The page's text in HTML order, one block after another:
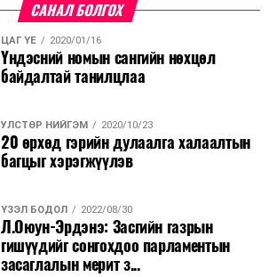
САНАЛ БОЛГОХ
ЦАГ ҮЕ 2020/01/16
Үндэсний номын сангийн нөхцөл
байдалтай танилцлаа
УЛСТӨР НИЙГЭМ 2020/10/23
20 өрхөд гэрийн дулаалга халаалтын
багцыг хэрэгжүүлэв
ҮЗЭЛ БОДОЛ 2022/08/30
Л.Оюун-Эрдэнэ: Засгийн газрын
гишүүдийг сонгохдоо парламентын
засаглалын мерит з...